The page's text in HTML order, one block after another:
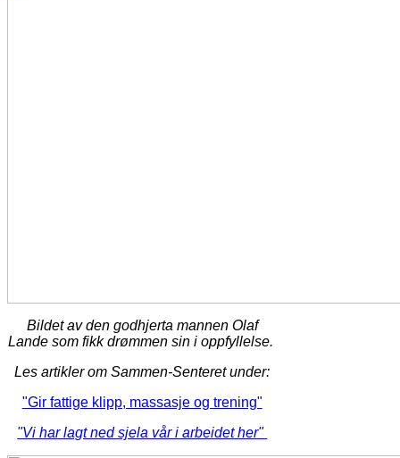
Bildet av den godhjerta mannen Olaf
Lande som fikk drømmen sin i oppfyllelse.
Les artikler om Sammen-Senteret under:
"Gir fattige klipp, massasje og trening"
"Vi har lagt ned sjela vår i arbeidet her"